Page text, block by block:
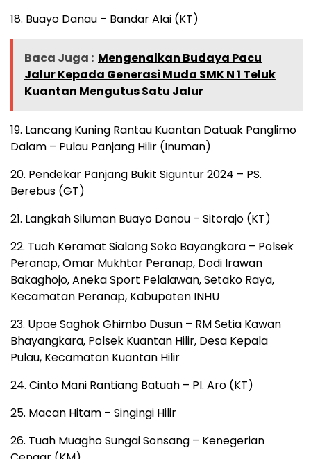
18. Buayo Danau – Bandar Alai (KT)
Baca Juga : Mengenalkan Budaya Pacu
Jalur Kepada Generasi Muda SMK N 1 Teluk
Kuantan Mengutus Satu Jalur
19. Lancang Kuning Rantau Kuantan Datuak Panglimo
Dalam – Pulau Panjang Hilir (Inuman)
20. Pendekar Panjang Bukit Siguntur 2024 – PS.
Berebus (GT)
21. Langkah Siluman Buayo Danou – Sitorajo (KT)
22. Tuah Keramat Sialang Soko Bayangkara – Polsek
Peranap, Omar Mukhtar Peranap, Dodi Irawan
Bakaghojo, Aneka Sport Pelalawan, Setako Raya,
Kecamatan Peranap, Kabupaten INHU
23. Upae Saghok Ghimbo Dusun – RM Setia Kawan
Bhayangkara, Polsek Kuantan Hilir, Desa Kepala
Pulau, Kecamatan Kuantan Hilir
24. Cinto Mani Rantiang Batuah – Pl. Aro (KT)
25. Macan Hitam – Singingi Hilir
26. Tuah Muagho Sungai Sonsang – Kenegerian